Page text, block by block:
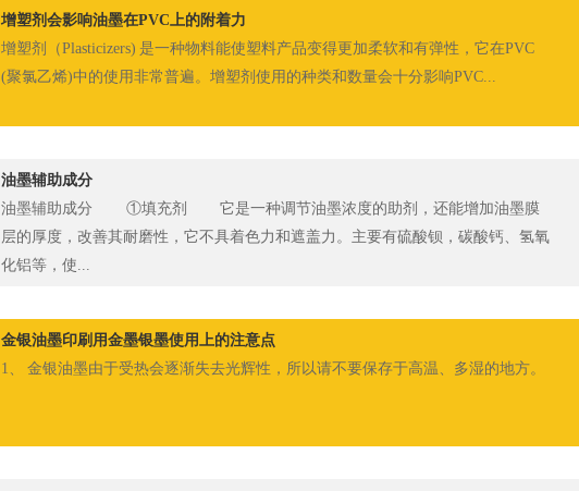
增塑剂会影响油墨在PVC上的附着力
增塑剂（Plasticizers) 是一种物料能使塑料产品变得更加柔软和有弹性，它在PVC
(聚氯乙烯)中的使用非常普遍。增塑剂使用的种类和数量会十分影响PVC...
油墨辅助成分
油墨辅助成分 ①填充剂 它是一种调节油墨浓度的助剂，还能增加油墨膜
层的厚度，改善其耐磨性，它不具着色力和遮盖力。主要有硫酸钡，碳酸钙、氢氧
化铝等，使...
金银油墨印刷用金墨银墨使用上的注意点
1、 金银油墨由于受热会逐渐失去光辉性，所以请不要保存于高温、多湿的地方。